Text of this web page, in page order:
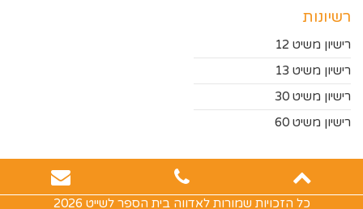
רשיונות
רישיון משיט 12
רישיון משיט 13
רישיון משיט 30
רישיון משיט 60
כל הזכויות שמורות לאדווה בית הספר לשייט 2026